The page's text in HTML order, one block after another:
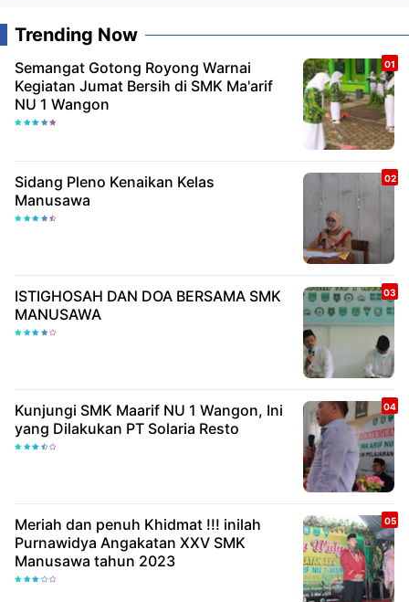
Trending Now
Semangat Gotong Royong Warnai
Kegiatan Jumat Bersih di SMK Ma'arif
NU 1 Wangon
Sidang Pleno Kenaikan Kelas
Manusawa
ISTIGHOSAH DAN DOA BERSAMA SMK
MANUSAWA
Kunjungi SMK Maarif NU 1 Wangon, Ini
yang Dilakukan PT Solaria Resto
Meriah dan penuh Khidmat !!! inilah
Purnawidya Angakatan XXV SMK
Manusawa tahun 2023